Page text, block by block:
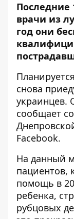
Последние
врачи из
год они
снова
украинцев.
сообщает
Facebook.
На данный
пациентов,
помощь в
ребенка,
рубцовых